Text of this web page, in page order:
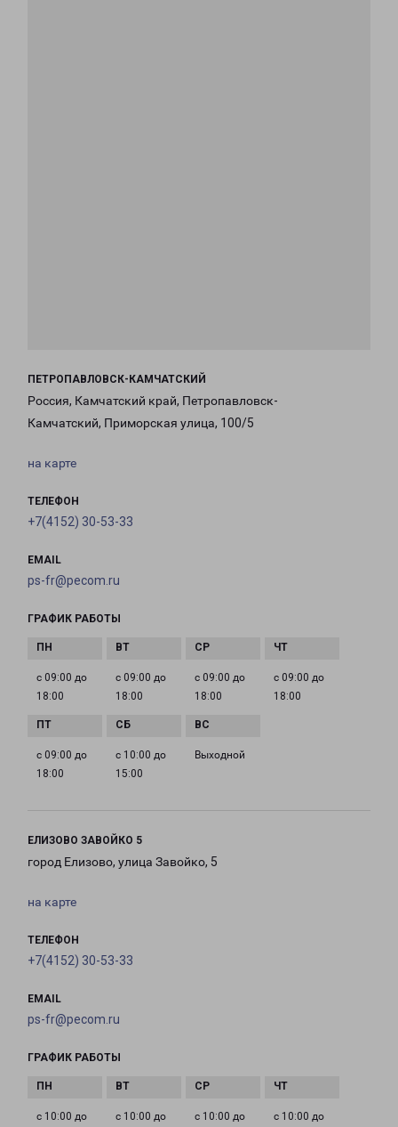
ПЕТРОПАВЛОВСК-КАМЧАТСКИЙ
Россия, Камчатский край, Петропавловск-
Камчатский, Приморская улица, 100/5
на карте
ТЕЛЕФОН
+7(4152) 30-53-33
EMAIL
ps-fr@pecom.ru
ГРАФИК РАБОТЫ
с 09:00 до
18:00
с 09:00 до
18:00
с 09:00 до
18:00
с 09:00 до
18:00
с 09:00 до
18:00
с 10:00 до
15:00
Выходной
ЕЛИЗОВО ЗАВОЙКО 5
город Елизово, улица Завойко, 5
на карте
ТЕЛЕФОН
+7(4152) 30-53-33
EMAIL
ps-fr@pecom.ru
ГРАФИК РАБОТЫ
с 10:00 до
с 10:00 до
с 10:00 до
с 10:00 до